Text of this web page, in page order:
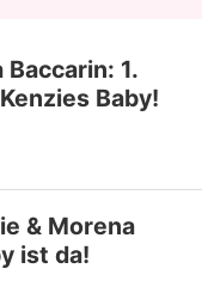
1.
Baby!
& Morena
ist da!